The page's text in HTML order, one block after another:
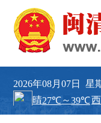
2026年08月07日 星